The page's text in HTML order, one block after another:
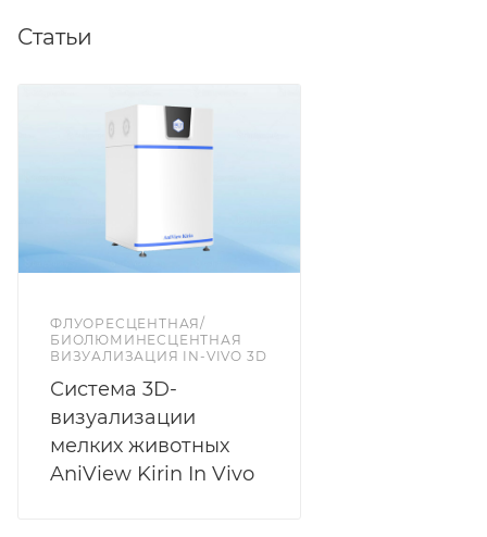
Статьи
ФЛУОРЕСЦЕНТНАЯ/
БИОЛЮМИНЕСЦЕНТНАЯ
ВИЗУАЛИЗАЦИЯ IN-VIVO 3D
Система 3D-
визуализации
мелких животных
AniView Kirin In Vivo